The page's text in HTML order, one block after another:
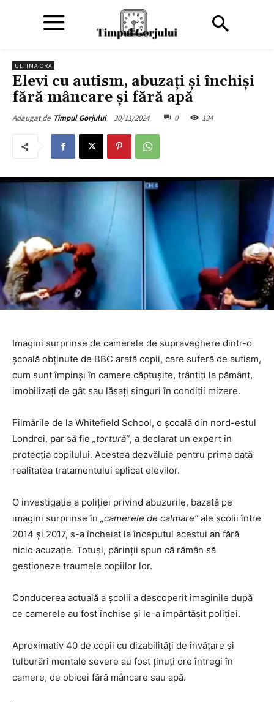
ULTIMA ORA
Elevi cu autism, abuzați și închiși
fără mâncare și fără apă
Adaugat de Timpul Gorjului 30/11/2024 0 134
Imagini surprinse de camerele de supraveghere dintr-o
școală obținute de BBC arată copii, care suferă de autism,
cum sunt împinși în camere căptușite, trântiți la pământ,
imobilizați de gât sau lăsați singuri în condiții mizere.
Filmările de la Whitefield School, o școală din nord-estul
Londrei, par să fie „tortură”, a declarat un expert în
protecția copilului. Acestea dezvăluie pentru prima dată
realitatea tratamentului aplicat elevilor.
O investigație a poliției privind abuzurile, bazată pe
imagini surprinse în „camerele de calmare” ale școlii între
2014 și 2017, s-a încheiat la începutul acestui an fără
nicio acuzație. Totuși, părinții spun că rămân să
gestioneze traumele copiilor lor.
Conducerea actuală a școlii a descoperit imaginile după
ce camerele au fost închise și le-a împărtășit poliției.
Aproximativ 40 de copii cu dizabilități de învățare și
tulburări mentale severe au fost ținuți ore întregi în
camere, de obicei fără mâncare sau apă.